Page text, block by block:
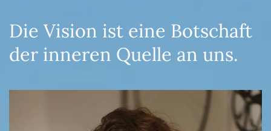
Die Vision ist eine Botschaft
der inneren Quelle an uns.